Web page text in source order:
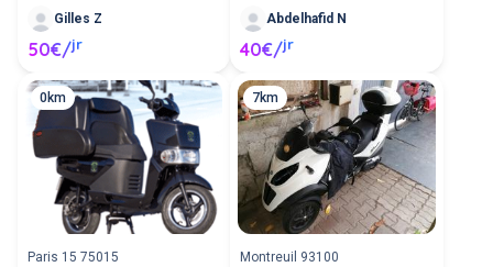
casques
Gilles Z
50€/jr
2013Abdelhafid N
40€/jr
0km
Paris 15 75015
7km
Montreuil 93100